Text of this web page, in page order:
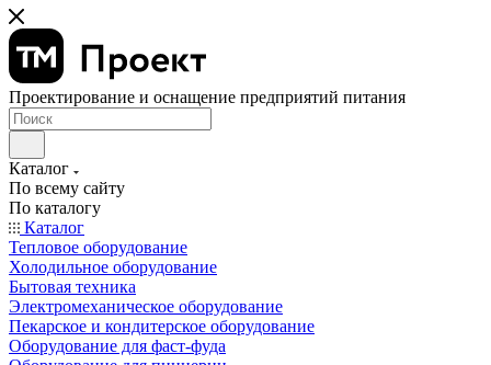
Проектирование и оснащение предприятий питания
Каталог
По всему сайту
По каталогу
Каталог
Тепловое оборудование
Холодильное оборудование
Бытовая техника
Электромеханическое оборудование
Пекарское и кондитерское оборудование
Оборудование для фаст-фуда